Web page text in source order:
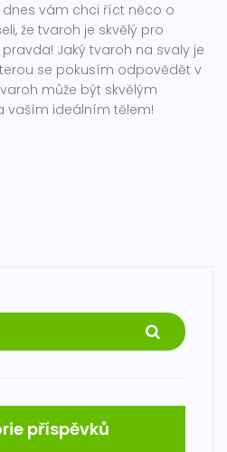
dnes vám chci říct něco o
že tvaroh je skvělý pro
Jaký tvaroh na svaly je
se pokusím odpovědět v
může být skvělým
vaším ideálním tělem!
příspěvků